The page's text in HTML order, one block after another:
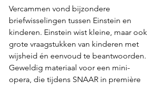
Vercammen vond bijzondere
briefwisselingen tussen Einstein en
kinderen. Einstein wist kleine, maar ook
grote vraagstukken van kinderen met
wijsheid én eenvoud te beantwoorden.
Geweldig materiaal voor een mini-
opera, die tijdens SNAAR in première